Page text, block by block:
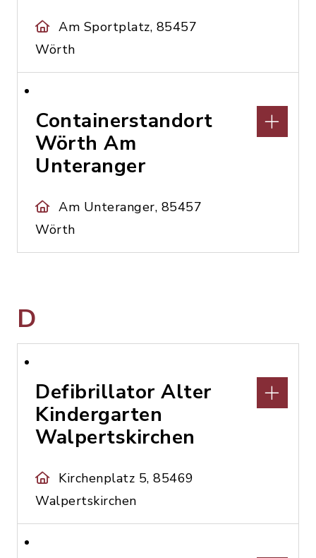
Am Sportplatz, 85457
Wörth
Containerstandort
Wörth Am
Unteranger
Am Unteranger, 85457
Wörth
D
Defibrillator Alter
Kindergarten
Walpertskirchen
Kirchenplatz 5, 85469
Walpertskirchen